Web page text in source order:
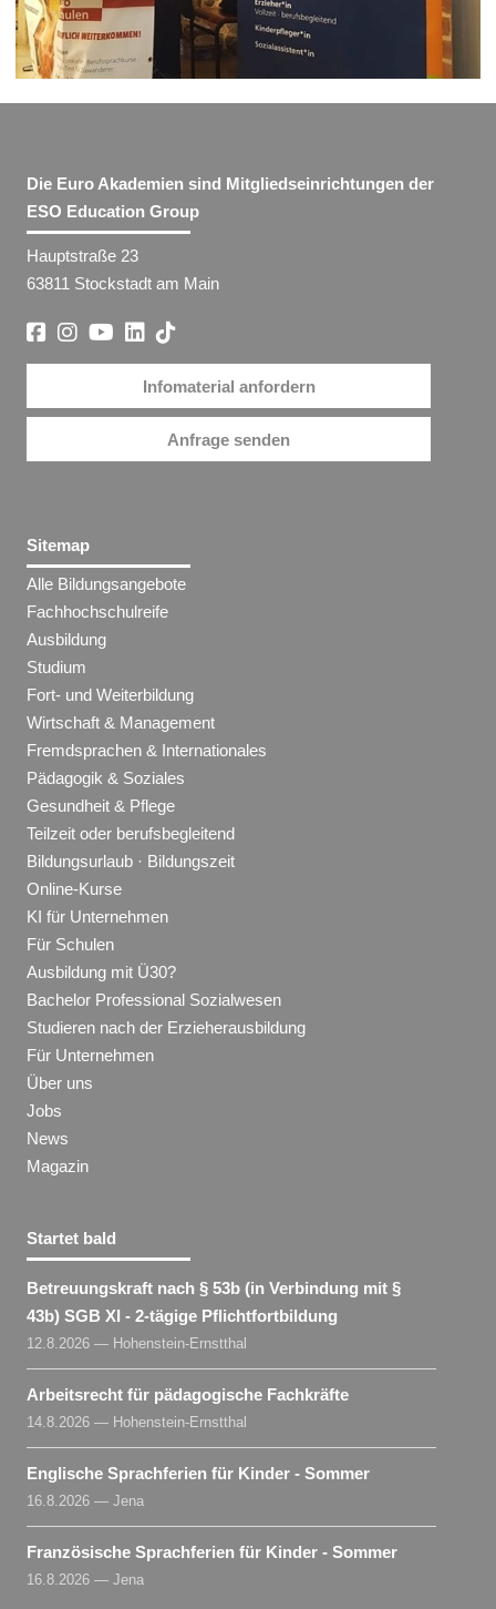
Die Euro Akademien sind Mitgliedseinrichtungen der
ESO Education Group
Hauptstraße 23
63811 Stockstadt am Main
Infomaterial anfordern
Anfrage senden
Sitemap
Alle Bildungsangebote
Fachhochschulreife
Ausbildung
Studium
Fort- und Weiterbildung
Wirtschaft & Management
Fremdsprachen & Internationales
Pädagogik & Soziales
Gesundheit & Pflege
Teilzeit oder berufsbegleitend
Bildungsurlaub · Bildungszeit
Online-Kurse
KI für Unternehmen
Für Schulen
Ausbildung mit Ü30?
Bachelor Professional Sozialwesen
Studieren nach der Erzieherausbildung
Für Unternehmen
Über uns
Jobs
News
Magazin
Startet bald
Betreuungskraft nach § 53b (in Verbindung mit §
43b) SGB XI - 2-tägige Pflichtfortbildung
12.8.2026 — Hohenstein-Ernstthal
Arbeitsrecht für pädagogische Fachkräfte
14.8.2026 — Hohenstein-Ernstthal
Englische Sprachferien für Kinder - Sommer
16.8.2026 — Jena
Französische Sprachferien für Kinder - Sommer
16.8.2026 — Jena